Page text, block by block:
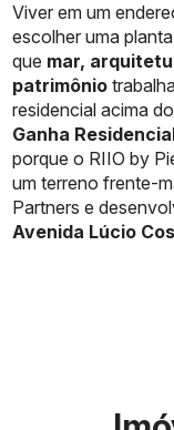
Viver em um
escolher uma
que mar,
patrimônio
residencial acima
Ganha
porque o RIIO by
um terreno frente-
Partners e
Avenida Lúcio